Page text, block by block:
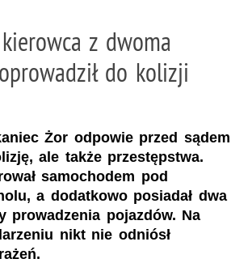
z dwoma
do kolizji
Żor odpowie przed sądem
ale także przestępstwa.
samochodem pod
a dodatkowo posiadał dwa
prowadzenia pojazdów. Na
nikt nie odniósł